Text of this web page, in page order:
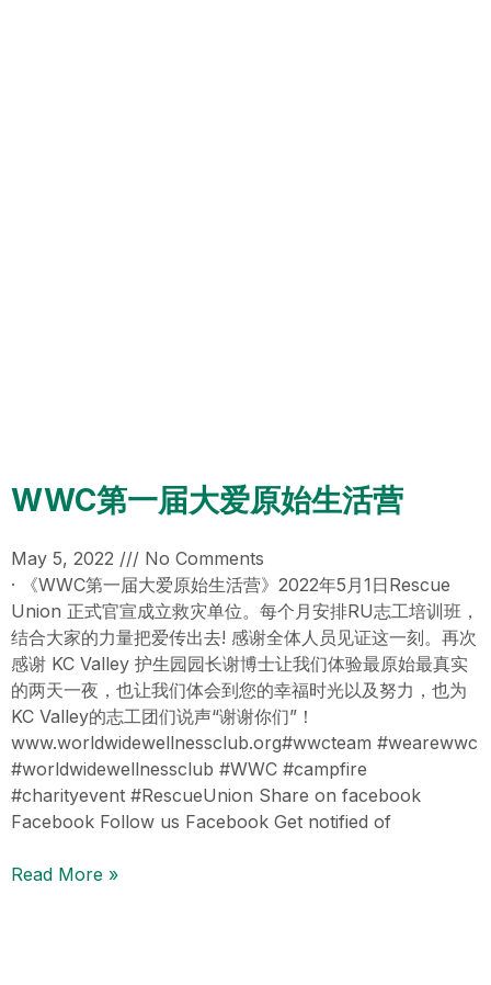
WWC第一届大爱原始生活营
May 5, 2022
No Comments
· 《WWC第一届大爱原始生活营》2022年5月1日Rescue
Union 正式官宣成立救灾单位。每个月安排RU志工培训班，
结合大家的力量把爱传出去! 感谢全体人员见证这一刻。再次
感谢 KC Valley 护生园园长谢博士让我们体验最原始最真实
的两天一夜，也让我们体会到您的幸福时光以及努力，也为
KC Valley的志工团们说声“谢谢你们”！
www.worldwidewellnessclub.org#wwcteam #wearewwc
#worldwidewellnessclub #WWC #campfire
#charityevent #RescueUnion Share on facebook
Facebook Follow us Facebook Get notified of
Read More »